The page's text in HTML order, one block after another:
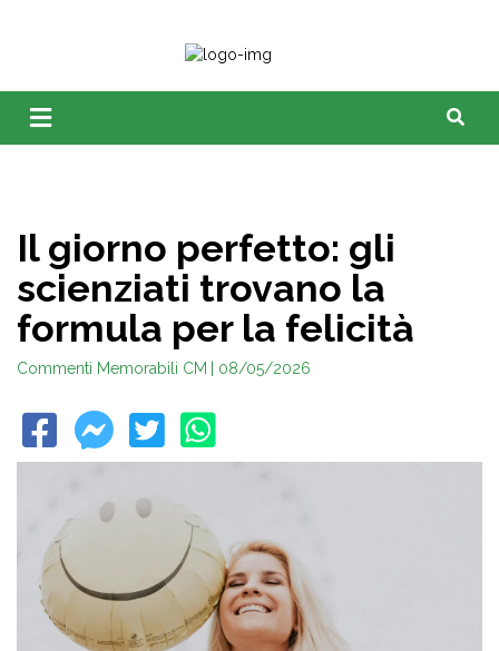
Il giorno perfetto: gli
scienziati trovano la
formula per la felicità
Commenti Memorabili CM | 08/05/2026